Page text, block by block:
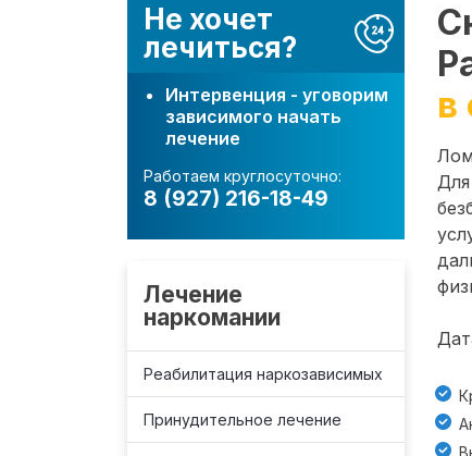
Не хочет
лечиться?
Интервенция - уговорим
зависимого начать
лечение
Работаем круглосуточно:
8 (927) 216-18-49
Лечение
наркомании
Реабилитация наркозависимых
Принудительное лечение
в